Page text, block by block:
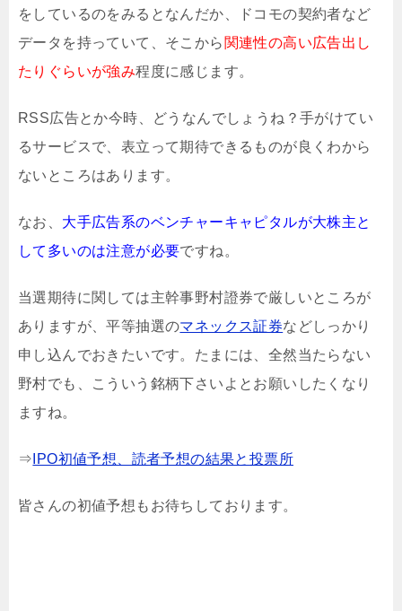
をしているのをみるとなんだか、ドコモの契約者など
データを持っていて、そこから 関連性の高い広告出し
たりぐらいが強み程度に感じます。
RSS広告とか今時、どうなんでしょうね？手がけてい
るサービスで、表立って期待できるものが良くわから
ないところはあります。
なお、 大手広告系のベンチャーキャピタルが大株主と
して多いのは注意が必要ですね。
当選期待に関しては主幹事野村證券で厳しいところが
ありますが、平等抽選のマネックス証券などしっかり
申し込んでおきたいです。たまには、全然当たらない
野村でも、こういう銘柄下さいよとお願いしたくなり
ますね。
⇒ IPO初値予想、読者予想の結果と投票所
皆さんの初値予想もお待ちしております。